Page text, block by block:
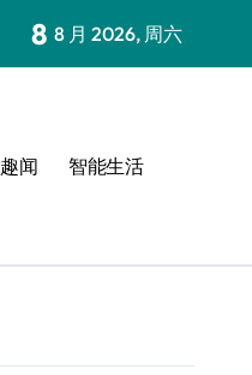
8 8 月 2026, 周六
趣闻 智能生活